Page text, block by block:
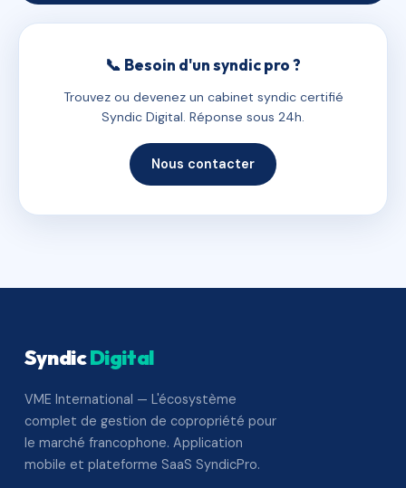
📞 Besoin d'un syndic pro ?
Trouvez ou devenez un cabinet syndic certifié
Syndic Digital. Réponse sous 24h.
Nous contacter
SyndicDigital
VME International — L'écosystème
complet de gestion de copropriété pour
le marché francophone. Application
mobile et plateforme SaaS SyndicPro.